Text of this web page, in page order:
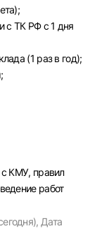
с ТК РФ с 1 дня
(1 раз в год);
с КМУ, правил
работ
Дата